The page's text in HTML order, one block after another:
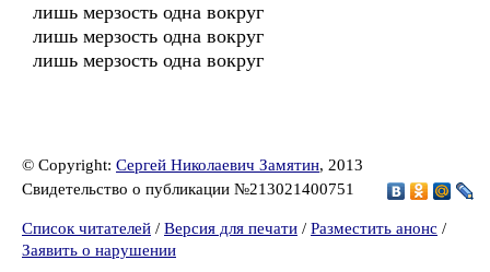
лишь мерзость одна вокруг
лишь мерзость одна вокруг
лишь мерзость одна вокруг
© Copyright: Сергей Николаевич Замятин, 2013
Свидетельство о публикации №213021400751
Список читателей / Версия для печати / Разместить анонс /
Заявить о нарушении